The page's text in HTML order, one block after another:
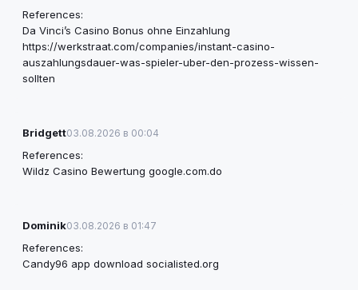
References:
Da Vinci’s Casino Bonus ohne Einzahlung
https://werkstraat.com/companies/instant-casino-
auszahlungsdauer-was-spieler-uber-den-prozess-wissen-
sollten
Bridgett03.08.2026 в 00:04
References:
Wildz Casino Bewertung google.com.do
Dominik03.08.2026 в 01:47
References:
Candy96 app download socialisted.org